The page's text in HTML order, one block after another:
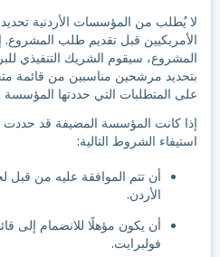
لا يُطلب من المؤسسات الأردنية تحديد
الأمريكيين قبل تقديم طلب المشروع.
المشروع، سيقوم الشريك التنفيذي
بتحديد مرشحين مناسبين من قائمة
على المتطلبات التي حددتها المؤسسة
إذا كانت المؤسسة المضيفة قد
استيفاء الشروط التالية:
أن تتم الموافقة عليه من قبل
الأردن.
أن يكون مؤهلًا للانضمام إلى
فولبرايت.